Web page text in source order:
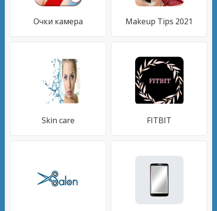
Очки камера Makeup Tips 2021
Skin care FITBIT